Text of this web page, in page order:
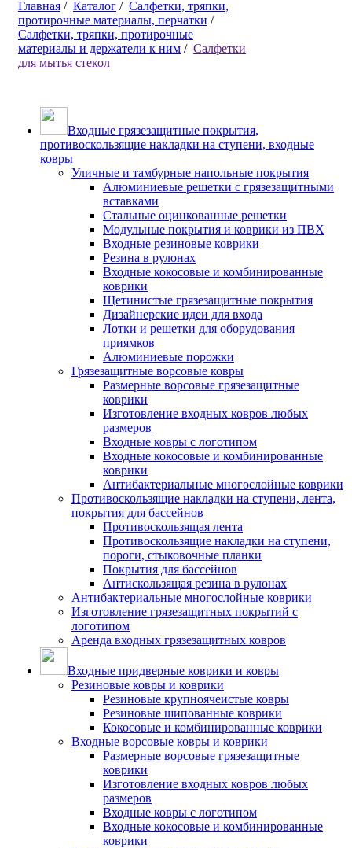
Главная / Каталог / Салфетки, тряпки,
протирочные материалы, перчатки /
Салфетки, тряпки, протирочные
материалы и держатели к ним / Салфетки
для мытья стекол
Входные грязезащитные покрытия,
противоскользящие накладки на ступени, входные
ковры
Уличные и тамбурные напольные покрытия
Алюминиевые решетки с грязезащитными
вставками
Стальные оцинкованные решетки
Модульные покрытия и коврики из ПВХ
Входные резиновые коврики
Резина в рулонах
Входные кокосовые и комбинированные
коврики
Щетинистые грязезащитные покрытия
Дизайнерские идеи для входа
Лотки и решетки для оборудования
приямков
Алюминиевые порожки
Грязезащитные ворсовые ковры
Размерные ворсовые грязезащитные
коврики
Изготовление входных ковров любых
размеров
Входные ковры с логотипом
Входные кокосовые и комбинированные
коврики
Антибактериальные многослойные коврики
Противоскользящие накладки на ступени, лента,
покрытия для бассейнов
Противоскользящая лента
Противоскользящие накладки на ступени,
пороги, стыковочные планки
Покрытия для бассейнов
Антискользящая резина в рулонах
Антибактериальные многослойные коврики
Изготовление грязезащитных покрытий с
логотипом
Аренда входных грязезащитных ковров
Входные придверные коврики и ковры
Резиновые ковры и коврики
Резиновые крупноячеистые ковры
Резиновые шипованные коврики
Кокосовые и комбинированные коврики
Входные ворсовые ковры и коврики
Размерные ворсовые грязезащитные
коврики
Изготовление входных ковров любых
размеров
Входные ковры с логотипом
Входные кокосовые и комбинированные
коврики